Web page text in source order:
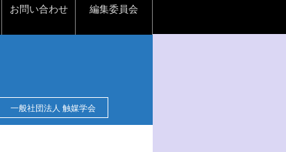
お問い合わせ 編集委員会
一般社団法人 触媒学会